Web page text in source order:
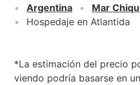
Argentina
Mar
Hospedaje en Atlantida
*La estimación del precio
viendo podría basarse en